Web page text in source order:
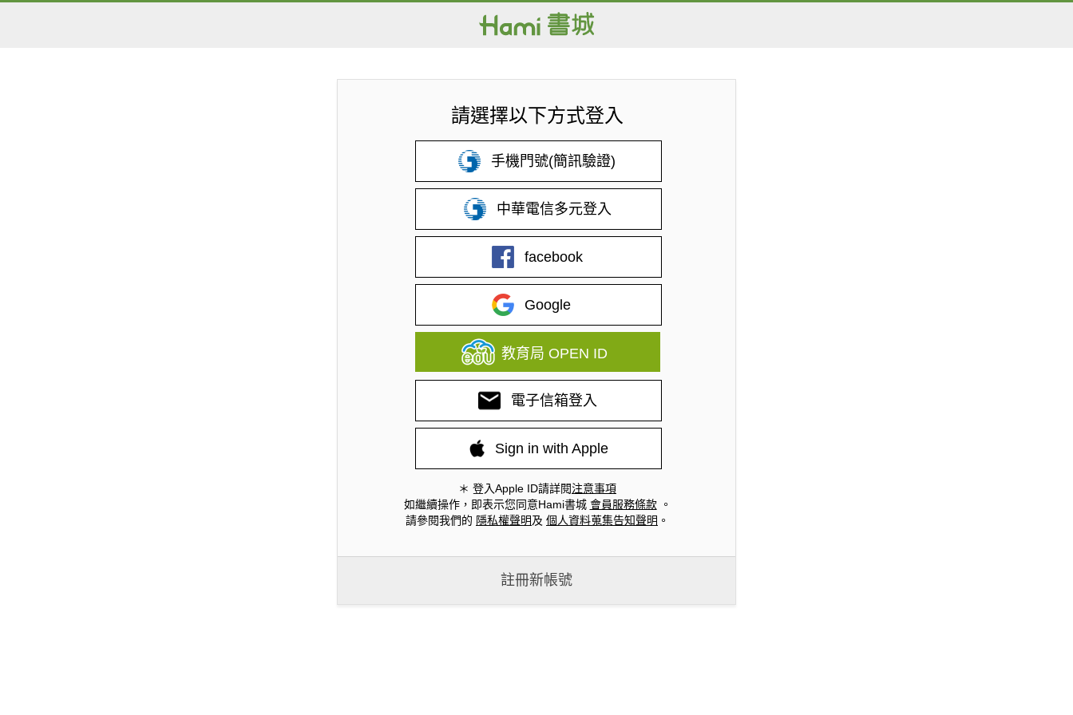
請選擇以下方式登入
手機門號(簡訊驗證)
中華電信多元登入
facebook
Google
教育局 OPEN ID
電子信箱登入
Sign in with Apple
＊ 登入Apple ID請詳閱注意事項
如繼續操作，即表示您同意Hami書城 會員服務條款。
請參閱我們的 隱私權聲明及 個人資料蒐集告知聲明 。
註冊新帳號